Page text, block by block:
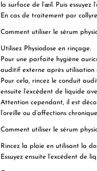
la surface de l’œil. Puis essuyez
En cas de traitement par
Comment utiliser le sérum
Utilisez Physiodose en rinçage.
Pour une parfaite hygiène
auditif externe après utilisation
Pour cela, rincez le conduit
ensuite l’excédent de liquide
Attention cependant, il est
l’oreille ou d’affections
Comment utiliser le sérum
Rincez la plaie en utilisant la
Essuyez ensuite l’excédent de